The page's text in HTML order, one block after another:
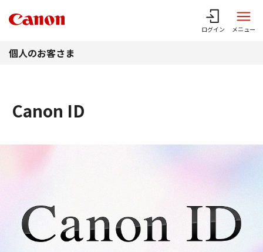
ログイン メニュー
個人のお客さま
Canon ID